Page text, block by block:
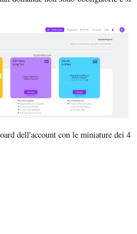
dell'account con le miniature dei 4